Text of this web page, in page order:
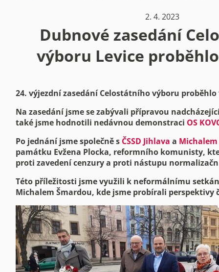
2. 4. 2023
Dubnové zasedání
výboru Levice
24. výjezdní zasedání Celostátního výboru proběhlo
Na zasedání jsme se zabývali přípravou
také jsme hodnotili nedávnou demonstraci OS
Po jednání jsme společně s ČSSD Jihlava a
památku Evžena Plocka, reformního komunisty,
proti zavedení cenzury a proti nástupu
Této příležitosti jsme využili k neformálnímu setkání
Michalem Šmardou, kde jsme probírali perspektivy